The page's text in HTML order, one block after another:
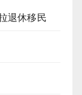
退休移民